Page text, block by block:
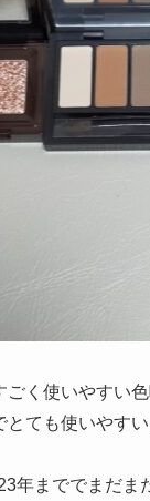
く使いやすい色
ても使いやす
年まででまだま